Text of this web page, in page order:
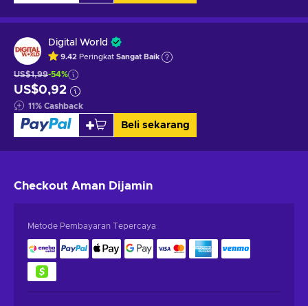
Digital World
9.42 Peringkat Sangat Baik
US$1,99-54%
US$0,92
11% Cashback
Beli sekarang
Checkout Aman Dijamin
Metode Pembayaran Tepercaya